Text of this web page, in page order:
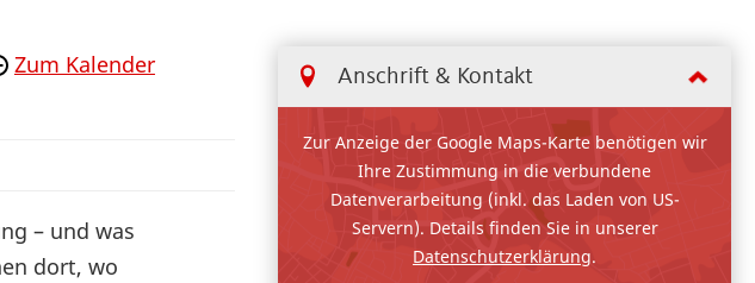
Anschrift & Kontakt
Zur Anzeige der Google Maps-Karte benötigen wir
Ihre Zustimmung in die verbundene
Datenverarbeitung (inkl. das Laden von US-
Servern). Details finden Sie in unserer
Datenschutzerklärung.
Zum Kalender
– und was
dort, wo